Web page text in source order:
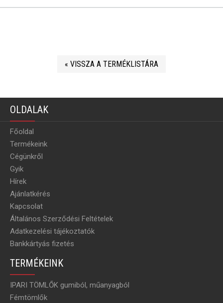
« VISSZA A TERMÉKLISTÁRA
OLDALAK
Főoldal
Termékeink
Cégünkről
Gyik
Hírek
Ajánlatkérés
Kapcsolat
Általános Szerződési Feltételek
Adatkezelési tájékoztatók
Bankkártyás fizetés
TERMÉKEINK
IPARI TÖMLŐK gumiból, műanyagból
Fémtömlők